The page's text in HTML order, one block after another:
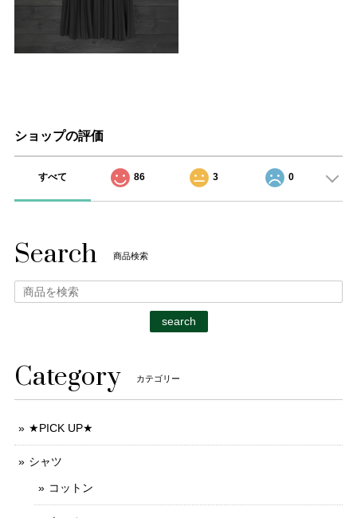
ショップの評価
すべて 86 3 0
Search 商品検索
search
Category カテゴリー
★PICK UP★
シャツ
コットン